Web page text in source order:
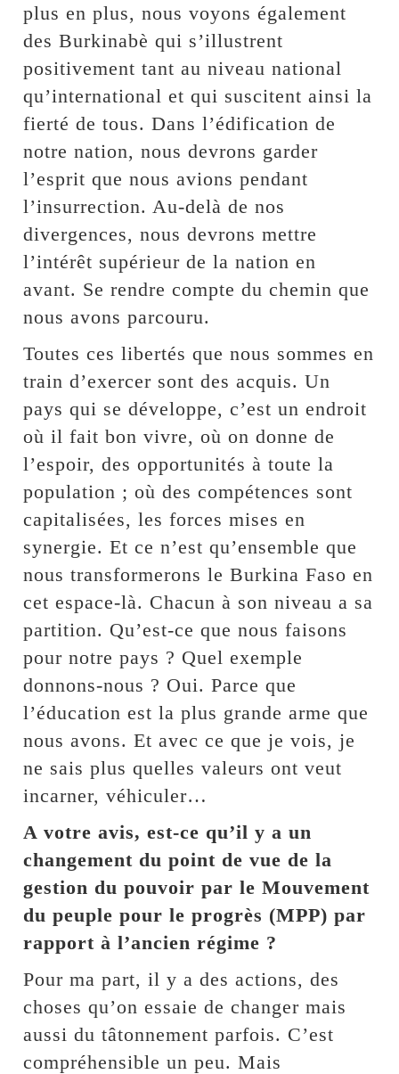
plus en plus, nous voyons également
des Burkinabè qui s’illustrent
positivement tant au niveau national
qu’international et qui suscitent ainsi la
fierté de tous. Dans l’édification de
notre nation, nous devrons garder
l’esprit que nous avions pendant
l’insurrection. Au-delà de nos
divergences, nous devrons mettre
l’intérêt supérieur de la nation en
avant. Se rendre compte du chemin que
nous avons parcouru.
Toutes ces libertés que nous sommes en
train d’exercer sont des acquis. Un
pays qui se développe, c’est un endroit
où il fait bon vivre, où on donne de
l’espoir, des opportunités à toute la
population ; où des compétences sont
capitalisées, les forces mises en
synergie. Et ce n’est qu’ensemble que
nous transformerons le Burkina Faso en
cet espace-là. Chacun à son niveau a sa
partition. Qu’est-ce que nous faisons
pour notre pays ? Quel exemple
donnons-nous ? Oui. Parce que
l’éducation est la plus grande arme que
nous avons. Et avec ce que je vois, je
ne sais plus quelles valeurs ont veut
incarner, véhiculer…
A votre avis, est-ce qu’il y a un
changement du point de vue de la
gestion du pouvoir par le Mouvement
du peuple pour le progrès (MPP) par
rapport à l’ancien régime ?
Pour ma part, il y a des actions, des
choses qu’on essaie de changer mais
aussi du tâtonnement parfois. C’est
compréhensible un peu. Mais